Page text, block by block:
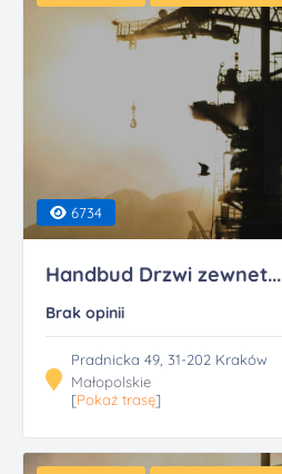
6734
Handbud Drzwi zewnet...
Brak opinii
Pradnicka 49, 31-202 Kraków
Małopolskie
[Pokaż trasę]